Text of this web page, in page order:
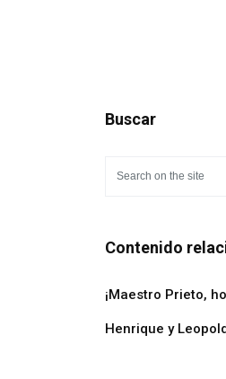
Buscar
Contenido
¡Maestro Prieto,
Henrique y